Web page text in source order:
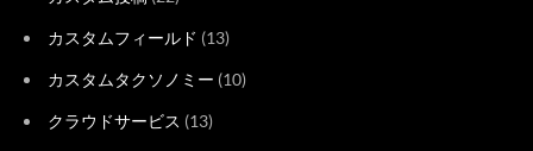
カスタムフィールド (13)
カスタムタクソノミー (10)
クラウドサービス (13)